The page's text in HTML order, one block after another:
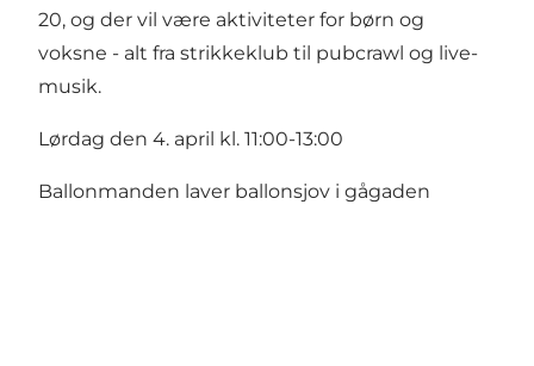
20, og der vil være aktiviteter for børn og
voksne - alt fra strikkeklub til pubcrawl og live-
musik.
Lørdag den 4. april kl. 11:00-13:00
Ballonmanden laver ballonsjov i gågaden